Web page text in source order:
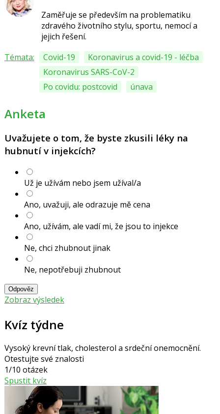
Zaměřuje se především na problematiku
zdravého životního stylu, sportu, nemocí a
jejich řešení.
Témata:
Covid-19
Koronavirus a covid-19 - léčba
Koronavirus SARS-CoV-2
Po covidu: postcovid
únava
Anketa
Uvažujete o tom, že byste zkusili léky na
hubnutí v injekcích?
Už je užívám nebo jsem užíval/a
Ano, uvažuji, ale odrazuje mě cena
Ano, užívám, ale vadí mi, že jsou to injekce
Ne, chci zhubnout jinak
Ne, nepotřebuji zhubnout
Odpověz
Zobraz výsledek
Kvíz týdne
Vysoký krevní tlak, cholesterol a srdeční onemocnění.
Otestujte své znalosti
1/10 otázek
Spustit kvíz